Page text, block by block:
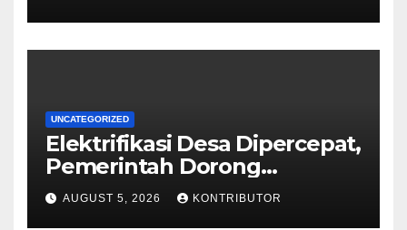
UNCATEGORIZED
Elektrifikasi Desa Dipercepat,
Pemerintah Dorong
Ketahanan Energi dan
Kesejahteraan Masyarakat
AUGUST 5, 2026 KONTRIBUTOR